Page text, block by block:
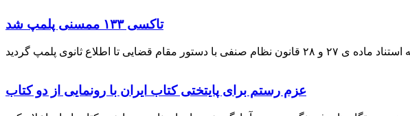
تاکسی ۱۳۳ ممسنی پلمپ شد
عزم رستم برای پایتختی کتاب ایران با رونمایی از دو کتاب